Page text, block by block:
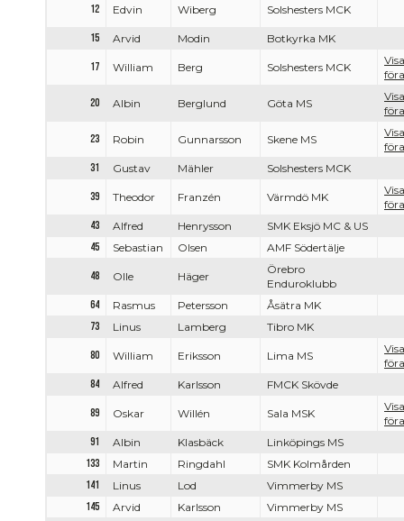
12 Edvin Wiberg Solshesters MCK
15 Arvid Modin Botkyrka MK
17 William Berg Solshesters MCK
Visa
20 Albin Berglund Göta MS
Visa
23 Robin Gunnarsson Skene MS
Visa
31
Gustav Mähler Solshesters MCK
39 Theodor Franzén Värmdö MK
Visa
43
Alfred Henrysson
SMK Eksjö MC & US
45
Sebastian Olsen AMF Södertälje
48 Olle Häger
Örebro
Enduroklubb
64
Rasmus Petersson
Åsätra MK
73
Linus Lamberg Tibro MK
80 William Eriksson Lima MS
Visa
84
Alfred Karlsson FMCK Skövde
89 Oskar Willén Sala MSK
Visa
91
Albin Klasbäck
Linköpings MS
133
Martin Ringdahl
SMK Kolmården
141
Linus Lod
Vimmerby MS
145
Arvid Karlsson Vimmerby MS